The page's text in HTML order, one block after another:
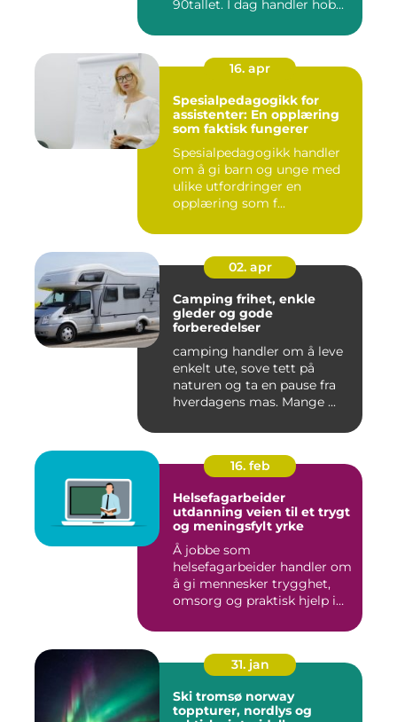
90tallet. I dag handler hob...
16. apr
Spesialpedagogikk for
assistenter: En opplæring
som faktisk fungerer
Spesialpedagogikk handler
om å gi barn og unge med
ulike utfordringer en
opplæring som f...
02. apr
Camping frihet, enkle
gleder og gode
forberedelser
camping handler om å leve
enkelt ute, sove tett på
naturen og ta en pause fra
hverdagens mas. Mange ...
16. feb
Helsefagarbeider
utdanning veien til et trygt
og meningsfylt yrke
Å jobbe som
helsefagarbeider handler om
å gi mennesker trygghet,
omsorg og praktisk hjelp i
31. jan
Ski tromsø norway
toppturer, nordlys og